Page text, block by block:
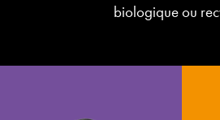
biologique ou